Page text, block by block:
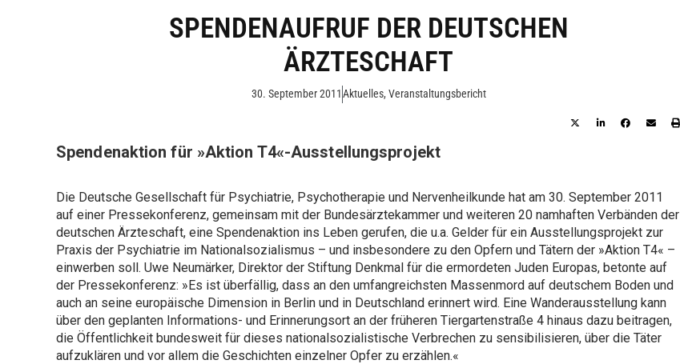
SPENDENAUFRUF DER DEUTSCHEN
ÄRZTESCHAFT
30. September 2011Aktuelles, Veranstaltungsbericht
Spendenaktion für »Aktion T4«-Ausstellungsprojekt
Die Deutsche Gesellschaft für Psychiatrie, Psychotherapie und Nervenheilkunde hat am 30. September 2011
auf einer Pressekonferenz, gemeinsam mit der Bundesärztekammer und weiteren 20 namhaften Verbänden der
deutschen Ärzteschaft, eine Spendenaktion ins Leben gerufen, die u.a. Gelder für ein Ausstellungsprojekt zur
Praxis der Psychiatrie im Nationalsozialismus – und insbesondere zu den Opfern und Tätern der »Aktion T4« –
einwerben soll. Uwe Neumärker, Direktor der Stiftung Denkmal für die ermordeten Juden Europas, betonte auf
der Pressekonferenz: »Es ist überfällig, dass an den umfangreichsten Massenmord auf deutschem Boden und
auch an seine europäische Dimension in Berlin und in Deutschland erinnert wird. Eine Wanderausstellung kann
über den geplanten Informations- und Erinnerungsort an der früheren Tiergartenstraße 4 hinaus dazu beitragen,
die Öffentlichkeit bundesweit für dieses nationalsozialistische Verbrechen zu sensibilisieren, über die Täter
aufzuklären und vor allem die Geschichten einzelner Opfer zu erzählen.«